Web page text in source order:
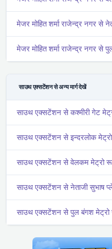
मे‌‌जर मोहित शर्मा राजेन्द्र नगर से
मे‌‌जर मोहित शर्मा राजेन्द्र नगर से
साउथ एक्सटेंशन से अन्य मार्ग देखें
साउथ एक्सटेंशन से कश्मीरी गेट
साउथ एक्सटेंशन से इन्दरलोक
साउथ एक्सटेंशन से वेलकम मेट्रो
साउथ एक्सटेंशन से नेताजी सुभाष
साउथ एक्सटेंशन से पुल बंगश